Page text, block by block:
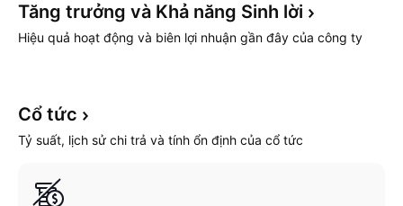
Tăng trưởng và Khả năng Sinh lời
Hiệu quả hoạt động và biên lợi nhuận gần đây của công ty
Cổ tức
Tỷ suất, lịch sử chi trả và tính ổn định của cổ tức